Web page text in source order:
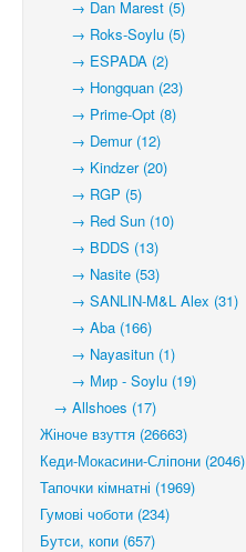
→ Dan Marest (5)
→ Roks-Soylu (5)
→ ESPADA (2)
→ Hongquan (23)
→ Prime-Opt (8)
→ Demur (12)
→ Kindzer (20)
→ RGP (5)
→ Red Sun (10)
→ BDDS (13)
→ Nasite (53)
→ SANLIN-M&L Alex (31)
→ Aba (166)
→ Nayasitun (1)
→ Мир - Soylu (19)
→ Allshoes (17)
Жіноче взуття (26663)
Кеди-Мокасини-Сліпони (2046)
Тапочки кімнатні (1969)
Гумові чоботи (234)
Бутси, копи (657)